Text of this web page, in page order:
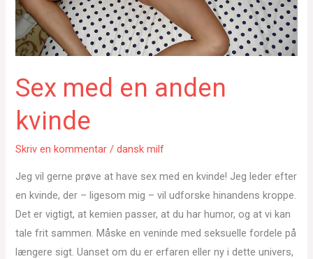
Sex med en anden
kvinde
Skriv en kommentar /dansk milf
Jeg vil gerne prøve at have sex med en kvinde! Jeg leder efter
en kvinde, der – ligesom mig – vil udforske hinandens kroppe.
Det er vigtigt, at kemien passer, at du har humor, og at vi kan
tale frit sammen. Måske en veninde med seksuelle fordele på
længere sigt. Uanset om du er erfaren eller ny i dette univers,